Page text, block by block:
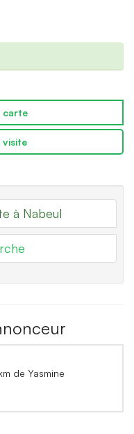
carte
visite
à Nabeul
de Yasmine